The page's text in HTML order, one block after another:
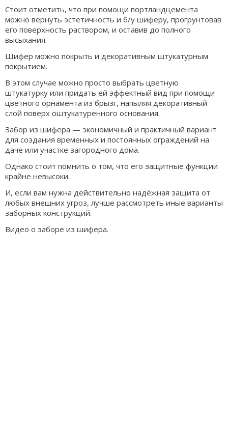
Стоит отметить, что при помощи портландцемента
можно вернуть эстетичность и б/у шиферу, прогрунтовав
его поверхность раствором, и оставив до полного
высыхания.
Шифер можно покрыть и декоративным штукатурным
покрытием.
В этом случае можно просто выбрать цветную
штукатурку или придать ей эффектный вид при помощи
цветного орнамента из брызг, напыляя декоративный
слой поверх оштукатуренного основания.
Забор из шифера — экономичный и практичный вариант
для создания временных и постоянных ограждений на
даче или участке загородного дома.
Однако стоит помнить о том, что его защитные функции
крайне невысоки.
И, если вам нужна действительно надёжная защита от
любых внешних угроз, лучше рассмотреть иные варианты
заборных конструкций.
Видео о заборе из шифера.